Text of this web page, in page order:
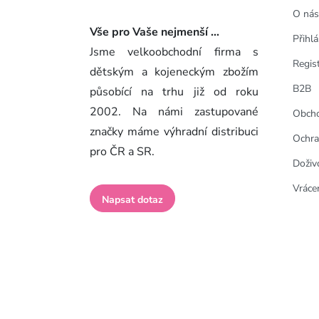
Vše pro Vaše nejmenší ...
Jsme velkoobchodní firma s
dětským a kojeneckým zbožím
působící na trhu již od roku
2002. Na námi zastupované
značky máme výhradní distribuci
pro ČR a SR.
Napsat dotaz
O nás
B2B